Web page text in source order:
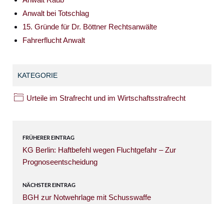
Anwalt bei Totschlag
15. Gründe für Dr. Böttner Rechtsanwälte
Fahrerflucht Anwalt
KATEGORIE
Urteile im Strafrecht und im Wirtschaftsstrafrecht
FRÜHERER EINTRAG
KG Berlin: Haftbefehl wegen Fluchtgefahr – Zur
Prognoseentscheidung
NÄCHSTER EINTRAG
BGH zur Notwehrlage mit Schusswaffe